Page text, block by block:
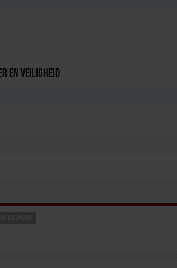
en veiligheid